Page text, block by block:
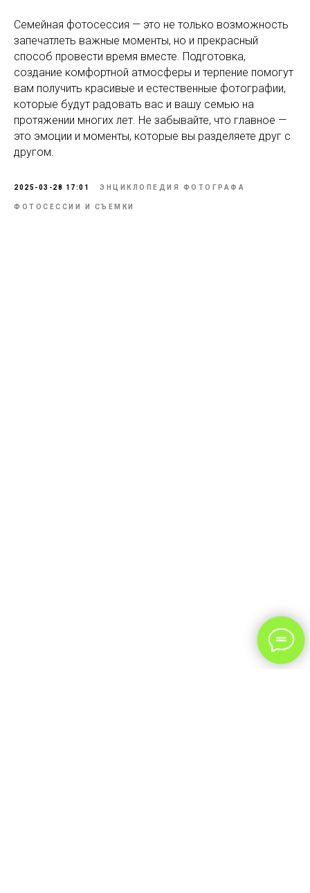
Семейная фотосессия — это не только возможность
запечатлеть важные моменты, но и прекрасный
способ провести время вместе. Подготовка,
создание комфортной атмосферы и терпение помогут
вам получить красивые и естественные фотографии,
которые будут радовать вас и вашу семью на
протяжении многих лет. Не забывайте, что главное —
это эмоции и моменты, которые вы разделяете друг с
другом.
2025-03-28 17:01 ЭНЦИКЛОПЕДИЯ ФОТОГРАФА
ФОТОСЕССИИ И СЪЕМКИ